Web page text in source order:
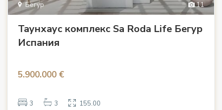
11
Бегур
Таунхаус комплекс Sa Roda Life Бегур
Испания
5.900.000 €
3 3 155.00